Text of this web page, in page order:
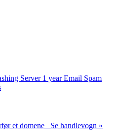
Server 1 yearEmail Spam
et domene Se handlevogn »